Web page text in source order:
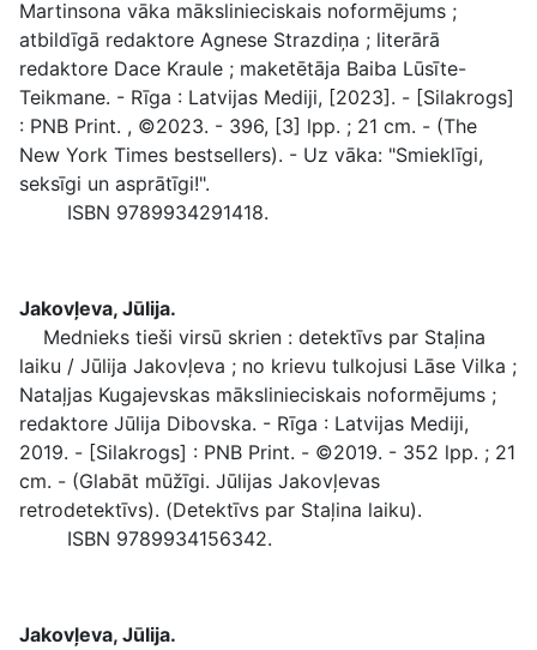
Martinsona vāka mākslinieciskais noformējums ;
atbildīgā redaktore Agnese Strazdiņa ; literārā
redaktore Dace Kraule ; maketētāja Baiba Lūsīte-
Teikmane. - Rīga : Latvijas Mediji, [2023]. - [Silakrogs]
: PNB Print. , ©2023. - 396, [3] lpp. ; 21 cm. - (The
New York Times bestsellers). - Uz vāka: "Smieklīgi,
seksīgi un asprātīgi!".
ISBN 9789934291418.
Jakovļeva, Jūlija.
Mednieks tieši virsū skrien : detektīvs par Staļina
laiku / Jūlija Jakovļeva ; no krievu tulkojusi Lāse Vilka ;
Nataļjas Kugajevskas mākslinieciskais noformējums ;
redaktore Jūlija Dibovska. - Rīga : Latvijas Mediji,
2019. - [Silakrogs] : PNB Print. - ©2019. - 352 lpp. ; 21
cm. - (Glabāt mūžīgi. Jūlijas Jakovļevas
retrodetektīvs). (Detektīvs par Staļina laiku).
ISBN 9789934156342.
Jakovļeva, Jūlija.